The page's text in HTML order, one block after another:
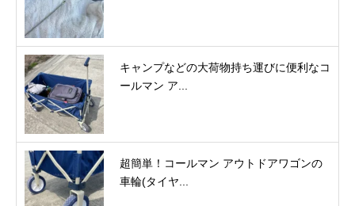
キャンプなどの大荷物持ち運びに便利なコ
ールマン ア...
超簡単！コールマン アウトドアワゴンの
車輪(タイヤ...